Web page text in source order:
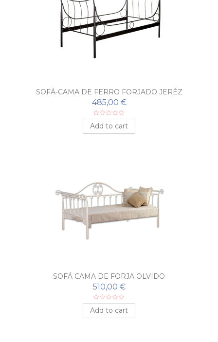
SOFÁ-CAMA DE FERRO FORJADO JERÉZ
485,00 €
Add to cart
SOFÁ CAMA DE FORJA OLVIDO
510,00 €
Add to cart